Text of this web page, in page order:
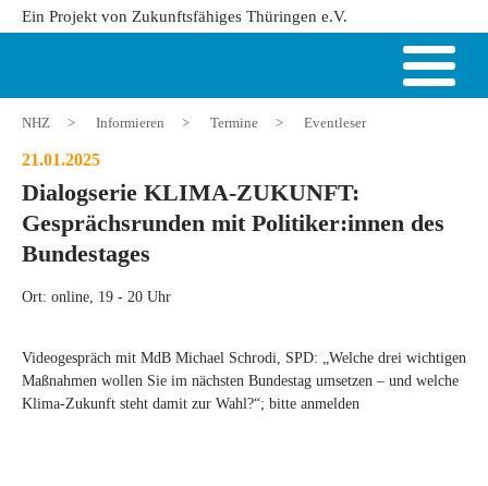
Ein Projekt von Zukunftsfähiges Thüringen e.V.
NHZ > Informieren > Termine > Eventleser
21.01.2025
Dialogserie KLIMA-ZUKUNFT:
Gesprächsrunden mit Politiker:innen des
Bundestages
Ort: online, 19 - 20 Uhr
Videogespräch mit MdB Michael Schrodi, SPD: „Welche drei wichtigen
Maßnahmen wollen Sie im nächsten Bundestag umsetzen – und welche
Klima-Zukunft steht damit zur Wahl?“; bitte anmelden